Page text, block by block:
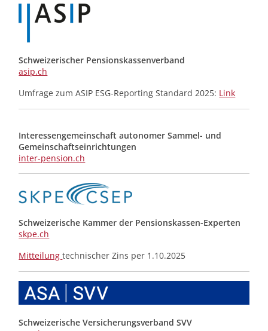
Schweizerischer Pensionskassenverband
asip.ch
Umfrage zum ASIP ESG-Reporting Standard 2025: Link
Interessengemeinschaft autonomer Sammel- und
Gemeinschafts­einrichtungen
inter-pension.ch
Schweizerische Kammer der Pensionskassen-Experten
skpe.ch
Mitteilungtechnischer Zins per 1.10.2025
Schweizerische Versicherungsverband SVV